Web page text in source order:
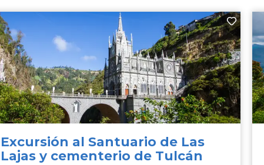
Excursión al Santuario de Las
Lajas y cementerio de Tulcán